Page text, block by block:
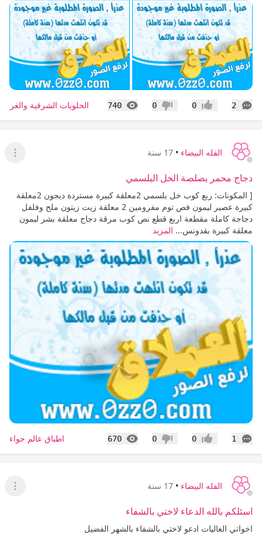
2
التعليقات إعجاب0 عدم إعجاب
0
740
المشاهدات الحلويات الشرقية والغربية
الفله البيضاء • 17 سنة
عرض
دجاج محمر بصلصة الخل البلسمي
[ المكونات: ربع كوب خل بلسمي 2معلقة كبيرة مستردة ديجون 2معلقة
كبيرة عصير ليمون فص توم مفرومين 2 معلقة زيت زيتون ملح وفلفل
دجاجة كاملة مقطعة اربع قطع نص كوب مرقة دجاج معلقة بشر ليمون
معلقة كبيرة بقدونس... المزيد
1
التعليقات إعجاب0 عدم إعجاب
0
670
المشاهدات اطباق عالم حواء
الفله البيضاء • 17 سنة
عرض
اسئلكم بالله الدعاء لاختي بالشفاء
اخواتي الغاليات ادعو لاختي بالشفاء بالشهر الفضيل